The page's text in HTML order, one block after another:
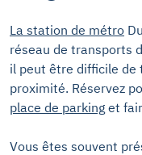
La station de métro
réseau de transports
il peut être difficile de
proximité. Réservez
place de parking et
Vous êtes souvent